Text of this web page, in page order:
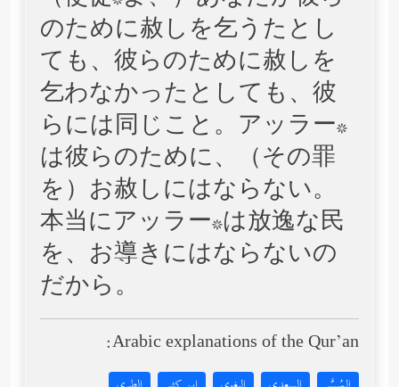
のために赦しを乞うたとし
ても、彼らのために赦しを
乞わなかったとしても、彼
らには同じこと。アッラー*
は彼らのために、（その罪
を）お赦しにはならない。
本当にアッラー*は放逸な民
を、お導きにはならないの
だから。
Arabic explanations of the Qur’an: